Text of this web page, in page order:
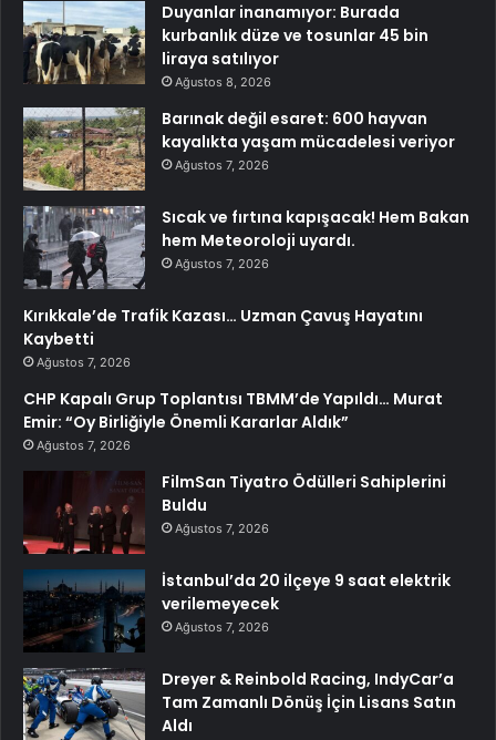
Duyanlar inanamıyor: Burada
kurbanlık düze ve tosunlar 45 bin
liraya satılıyor
Ağustos 8, 2026
Barınak değil esaret: 600 hayvan
kayalıkta yaşam mücadelesi veriyor
Ağustos 7, 2026
Sıcak ve fırtına kapışacak! Hem Bakan
hem Meteoroloji uyardı.
Ağustos 7, 2026
Kırıkkale’de Trafik Kazası… Uzman Çavuş Hayatını
Kaybetti
Ağustos 7, 2026
CHP Kapalı Grup Toplantısı TBMM’de Yapıldı… Murat
Emir: “Oy Birliğiyle Önemli Kararlar Aldık”
Ağustos 7, 2026
FilmSan Tiyatro Ödülleri Sahiplerini
Buldu
Ağustos 7, 2026
İstanbul’da 20 ilçeye 9 saat elektrik
verilemeyecek
Ağustos 7, 2026
Dreyer & Reinbold Racing, IndyCar’a
Tam Zamanlı Dönüş İçin Lisans Satın
Aldı